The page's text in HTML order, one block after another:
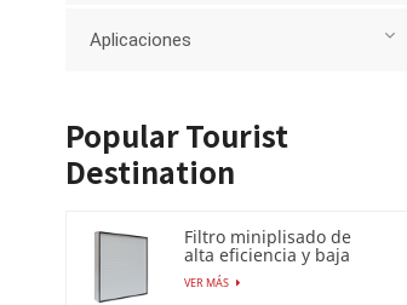
Aplicaciones
Popular Tourist
Destination
Filtro miniplisado de
alta eficiencia y baja
caída de presión (HEPA
/ULPA)
VER MÁS